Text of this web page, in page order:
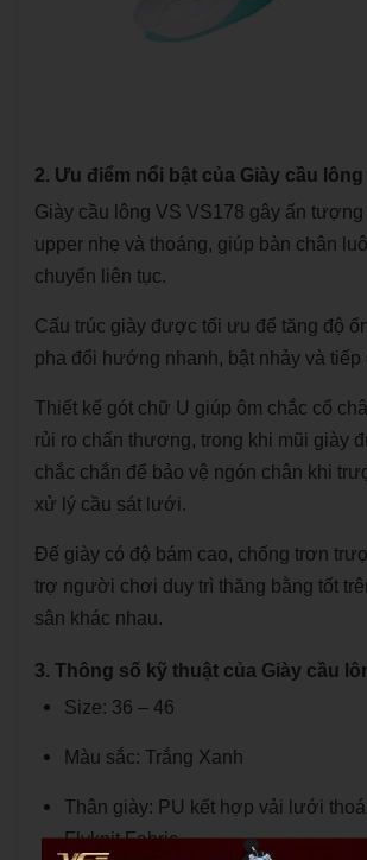
2. Ưu điểm nổi bật của Giày cầu lông
Giày cầu lông VS VS178 gây ấn
upper nhẹ và thoáng, giúp bàn chân
chuyển liên tục.
Cấu trúc giày được tối ưu để tăng độ
pha đổi hướng nhanh, bật nhảy và tiếp
Thiết kế gót chữ U giúp ôm chắc cổ
rủi ro chấn thương, trong khi mũi giày
chắc chắn để bảo vệ ngón chân khi
xử lý cầu sát lưới.
Đế giày có độ bám cao, chống trơn
trợ người chơi duy trì thăng bằng tốt
sân khác nhau.
3. Thông số kỹ thuật của Giày cầu
Size: 36 – 46
Màu sắc: Trắng Xanh
Thân giày: PU kết hợp vải lưới
Flyknit Fabric